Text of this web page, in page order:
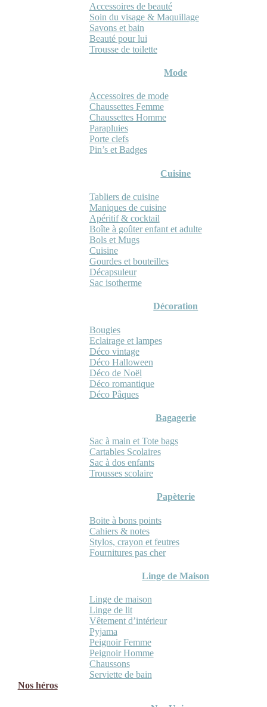
Accessoires de beauté
Soin du visage & Maquillage
Savons et bain
Beauté pour lui
Trousse de toilette
Mode
Accessoires de mode
Chaussettes Femme
Chaussettes Homme
Parapluies
Porte clefs
Pin’s et Badges
Cuisine
Tabliers de cuisine
Maniques de cuisine
Apéritif & cocktail
Boîte à goûter enfant et adulte
Bols et Mugs
Cuisine
Gourdes et bouteilles
Décapsuleur
Sac isotherme
Décoration
Bougies
Eclairage et lampes
Déco vintage
Déco Halloween
Déco de Noël
Déco romantique
Déco Pâques
Bagagerie
Sac à main et Tote bags
Cartables Scolaires
Sac à dos enfants
Trousses scolaire
Papèterie
Boite à bons points
Cahiers & notes
Stylos, crayon et feutres
Fournitures pas cher
Linge de Maison
Linge de maison
Linge de lit
Vêtement d’intérieur
Pyjama
Peignoir Femme
Peignoir Homme
Chaussons
Serviette de bain
Nos héros